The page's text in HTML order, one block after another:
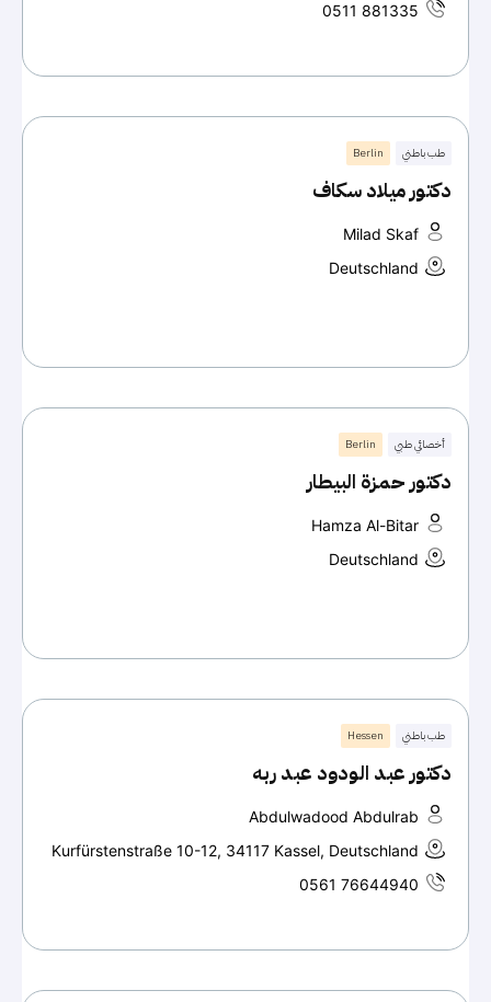
0511 881335
طب باطني Berlin
دكتور ميلاد سكاف
Milad Skaf
Deutschland
أخصائي طبي Berlin
دكتور حمزة البيطار
Hamza Al-Bitar
Deutschland
طب باطني Hessen
دكتور عبد الودود عبد ربه
Abdulwadood Abdulrab
Kurfürstenstraße 10-12, 34117 Kassel, Deutschland
0561 76644940